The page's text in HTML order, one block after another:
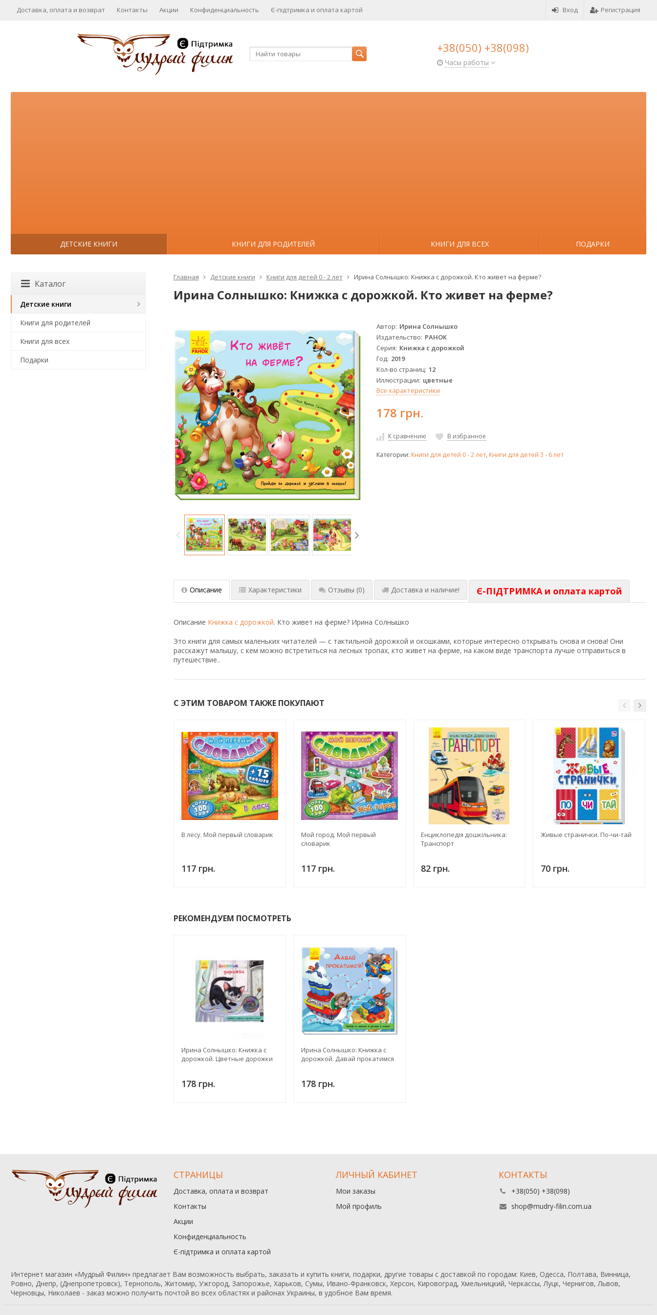
Вход Регистрация
Доставка, оплата и возврат Контакты Акции Конфиденциальность Є-підтримка и оплата картой
+38(050) +38(098)
Часы работы
ДЕТСКИЕ КНИГИ КНИГИ ДЛЯ РОДИТЕЛЕЙ КНИГИ ДЛЯ ВСЕХ ПОДАРКИ
Главная Детские книги Книги для детей 0 - 2 лет Ирина Солнышко: Книжка с дорожкой. Кто живет на ферме?
Ирина Солнышко: Книжка с дорожкой. Кто живет на ферме?
Автор Ирина Солнышко
Издательство РАНОК
Серия Книжка с дорожкой
Год 2019
Кол-во страниц 12
Иллюстрации цветные
Все характеристики
178 грн.
К сравнению В избранное
Категории:Книги для детей 0 - 2 лет,Книги для детей 3 - 6 лет
Описание Характеристики Отзывы (0) Доставка и наличие! Є-ПІДТРИМКА и оплата картой
Описание Книжка с дорожкой. Кто живет на ферме? Ирина Солнышко
Это книги для самых маленьких читателей — с тактильной дорожкой и окошками, которые интересно открывать снова и снова! Они
расскажут малышу, с кем можно встретиться на лесных тропах, кто живет на ферме, на каком виде транспорта лучше отправиться в
путешествие..
С ЭТИМ ТОВАРОМ ТАКЖЕ ПОКУПАЮТ
В лесу. Мой первый словарик
117 грн.
Мой город. Мой первый
словарик
117 грн.
Енциклопедія дошкільника:
Транспорт
82 грн.
Живые странички. По-чи-тай
70 грн.
РЕКОМЕНДУЕМ ПОСМОТРЕТЬ
Ирина Солнышко: Книжка с
дорожкой. Цветные дорожки
178 грн.
Ирина Солнышко: Книжка с
дорожкой. Давай прокатимся
178 грн.
Каталог
Детские книги
Книги для родителей
Книги для всех
Подарки
СТРАНИЦЫ
Доставка, оплата и возврат
Контакты
Акции
Конфиденциальность
Є-підтримка и оплата картой
ЛИЧНЫЙ КАБИНЕТ
Мои заказы
Мой профиль
КОНТАКТЫ
+38(050) +38(098)
shop@mudry-filin.com.ua
Интернет магазин «Мудрый Филин» предлагает Вам возможность выбрать, заказать и купить книги, подарки, другие товары с доставкой по городам: Киев, Одесса, Полтава, Винница,
Ровно, Днепр, (Днепропетровск), Тернополь, Житомир, Ужгород, Запорожье, Харьков, Сумы, Ивано-Франковск, Херсон, Кировоград, Хмельницкий, Черкассы, Луцк, Чернигов, Львов,
Черновцы, Николаев - заказ можно получить почтой во всех областях и районах Украины, в удобное Вам время.